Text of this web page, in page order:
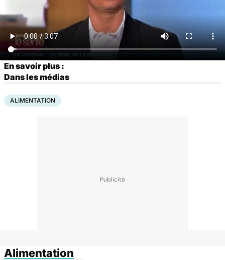
En savoir plus :
Dans les médias
ALIMENTATION
Alimentation